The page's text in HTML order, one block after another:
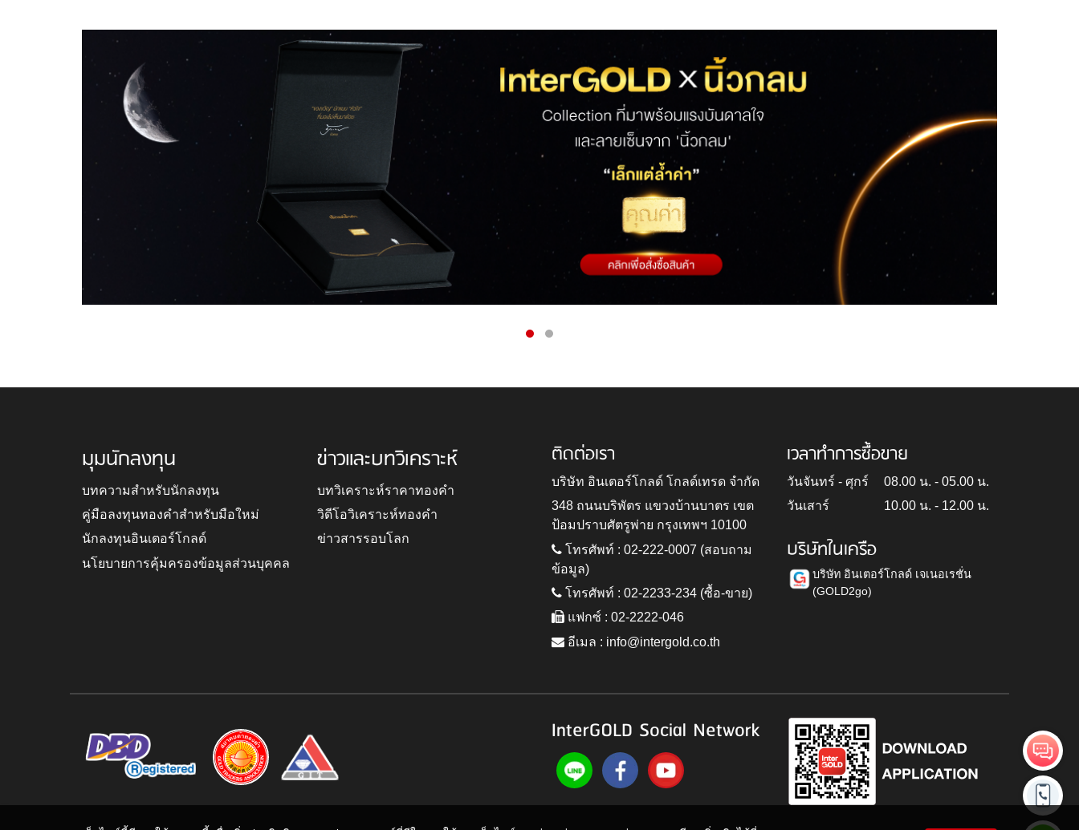
มุมนักลงทุน
บทความสำหรับนักลงทุน
คู่มือลงทุนทองคำสำหรับมือใหม่
นักลงทุนอินเตอร์โกลด์
นโยบายการคุ้มครองข้อมูลส่วนบุคคล
ข่าวและบทวิเคราะห์
บทวิเคราะห์ราคาทองคำ
วิดีโอวิเคราะห์ทองคำ
ข่าวสารรอบโลก
ติดต่อเรา
บริษัท อินเตอร์โกลด์ โกลด์เทรด จำกัด
348 ถนนบริพัตร แขวงบ้านบาตร เขต
ป้อมปราบศัตรูพ่าย กรุงเทพฯ 10100
โทรศัพท์ : 02-222-0007 (สอบถาม
ข้อมูล)
โทรศัพท์ : 02-2233-234 (ซื้อ-ขาย)
แฟกซ์ : 02-2222-046
อีเมล : info@intergold.co.th
เวลาทำการซื้อขาย
วันจันทร์ - ศุกร์
08.00 น. - 05.00 น.
วันเสาร์
10.00 น. - 12.00 น.
บริษัทในเครือ
บริษัท อินเตอร์โกลด์ เจเนอเรชั่น
(GOLD2go)
InterGOLD Social Network